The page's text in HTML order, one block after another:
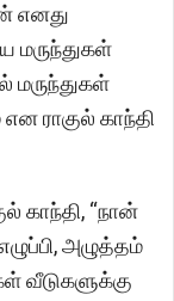
எனது
மருந்துகள்
மருந்துகள்
ராகுல் காந்தி
காந்தி, “நான்
அழுத்தம்
வீடுகளுக்கு